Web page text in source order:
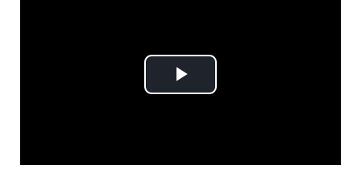
Play